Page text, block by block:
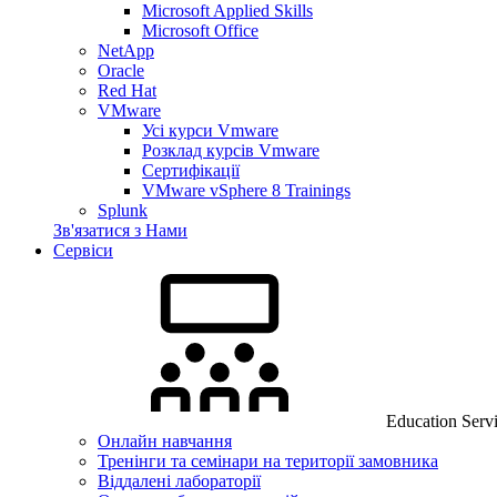
Microsoft Applied Skills
Microsoft Office
NetApp
Oracle
Red Hat
VMware
Усі курси Vmware
Розклад курсів Vmware
Сертифікації
VMware vSphere 8 Trainings
Splunk
Зв'язатися з Нами
Сервіси
Education
Онлайн навчання
Тренінги та семінари на території замовника
Віддалені лабораторії